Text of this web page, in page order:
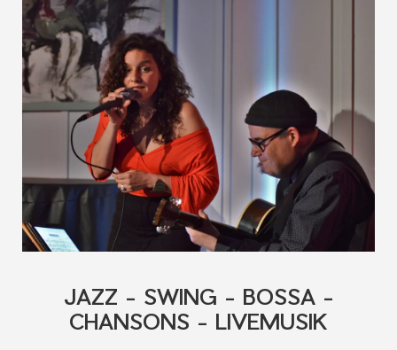
JAZZ - SWING - BOSSA -
CHANSONS - LIVEMUSIK